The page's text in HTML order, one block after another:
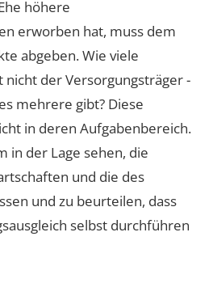
höhere
erworben hat, muss dem
abgeben. Wie viele
der Versorgungsträger -
mehrere gibt? Diese
in deren Aufgabenbereich.
in der Lage sehen, die
und die des
und zu beurteilen, dass
selbst durchführen